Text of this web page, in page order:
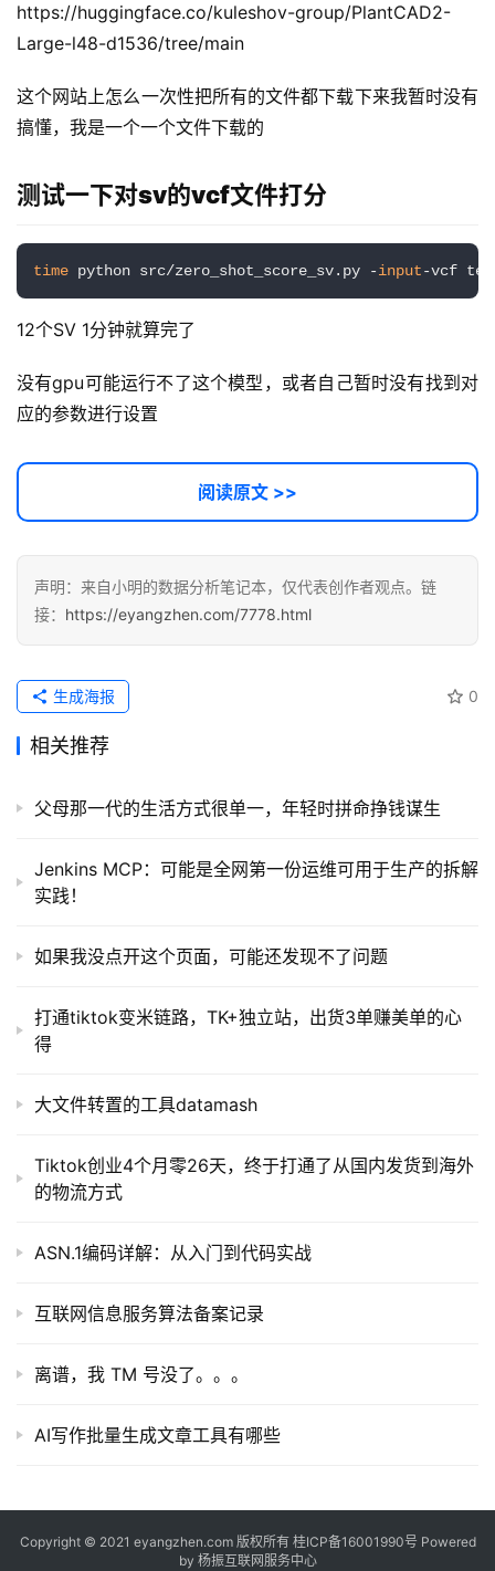
https://huggingface.co/kuleshov-group/PlantCAD2-
Large-l48-d1536/tree/main
这个网站上怎么一次性把所有的文件都下载下来我暂时没有
搞懂，我是一个一个文件下载的
测试一下对sv的vcf文件打分
time python src/zero_shot_score_sv.py -input-vcf
12个SV 1分钟就算完了
没有gpu可能运行不了这个模型，或者自己暂时没有找到对
应的参数进行设置
阅读原文 >>
声明：来自小明的数据分析笔记本，仅代表创作者观点。链
接： https://eyangzhen.com/7778.html
0
生成海报
相关推荐
父母那一代的生活方式很单一，年轻时拼命挣钱谋生
Jenkins MCP：可能是全网第一份运维可用于生产的拆解
实践！
如果我没点开这个页面，可能还发现不了问题
打通tiktok变米链路，TK+独立站，出货3单赚美单的心
得
大文件转置的工具datamash
Tiktok创业4个月零26天，终于打通了从国内发货到海外
的物流方式
ASN.1编码详解：从入门到代码实战
互联网信息服务算法备案记录
离谱，我 TM 号没了。。。
AI写作批量生成文章工具有哪些
Copyright © 2021 eyangzhen.com 版权所有 桂ICP备16001990号 Powered
by 杨振互联网服务中心